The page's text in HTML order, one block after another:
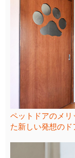
ペットドアのメ
た新しい発想のド